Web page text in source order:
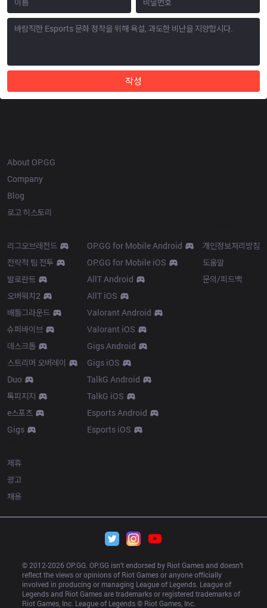
작성
About OP.GG
Company
Blog
로고 히스토리
리그오브레전드
전략적 팀 전투
발로란트
오버워치2
배틀그라운드
슈퍼바이브
데스크톱
스트리머 오버레이
Duo
톡피지지
e스포츠
Gigs
OP.GG for Mobile Android
OP.GG for Mobile iOS
AllT Android
AllT iOS
Valorant Android
Valorant iOS
Gigs Android
Gigs iOS
TalkG Android
TalkG iOS
Esports Android
Esports iOS
개인정보처리방침
도움말
문의/피드백
제휴
광고
채용
© 2012-2026 OP.GG. OP.GG isn’t endorsed by Riot Games and doesn’t
reflect the views or opinions of Riot Games or anyone officially
involved in producing or managing League of Legends. League of
Legends and Riot Games are trademarks or registered trademarks of
Riot Games, Inc. League of Legends © Riot Games, Inc.